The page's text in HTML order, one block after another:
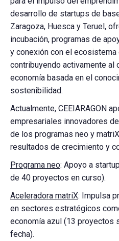
desarrollo de startups de
Zaragoza, Huesca y Teruel,
incubación, programas de
y conexión con el
contribuyendo activamente al
economía basada en el
sostenibilidad.
Actualmente, CEEIARAGON
empresariales innovadores
de los programas neo y
resultados de crecimiento y
Programa neo: Apoyo a
de 40 proyectos en curso).
Aceleradora matriX: Impulsa
en sectores estratégicos
economía azul (13 proyectos
fecha).